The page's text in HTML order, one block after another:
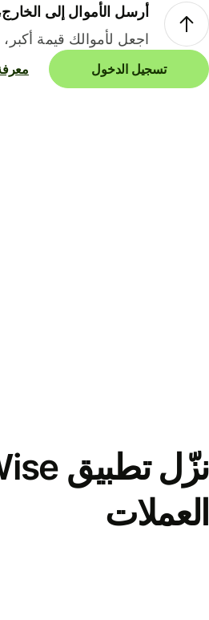
أرسل الأموال إلى
اجعل لأموالك قيمة
تسجيل الدخول
العملات